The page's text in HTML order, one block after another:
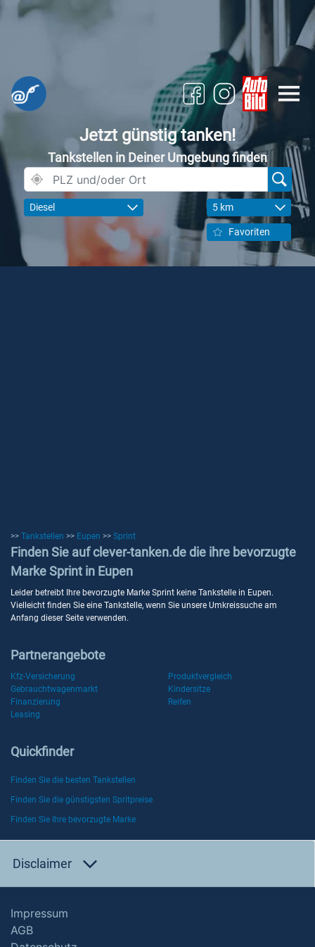
Jetzt günstig tanken!
Tankstellen in Deiner Umgebung finden
Diesel 5 km
Favoriten
>> Tankstellen >> Eupen >> Sprint
Finden Sie auf clever-tanken.de die ihre bevorzugte
Marke Sprint in Eupen
Leider betreibt Ihre bevorzugte Marke Sprint keine Tankstelle in Eupen.
Vielleicht finden Sie eine Tankstelle, wenn Sie unsere Umkreissuche am
Anfang dieser Seite verwenden.
Partnerangebote
Kfz-Versicherung
Produktvergleich
Gebrauchtwagenmarkt
Kindersitze
Finanzierung
Reifen
Leasing
Quickfinder
Finden Sie die besten Tankstellen
Finden Sie die günstigsten Spritpreise
Finden Sie Ihre bevorzugte Marke
Disclaimer
Impressum
AGB